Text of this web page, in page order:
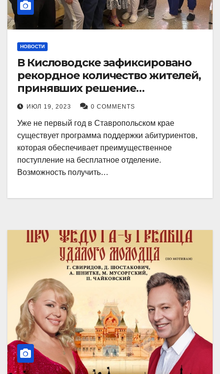
НОВОСТИ
В Кисловодске зафиксировано
рекордное количество жителей,
принявших решение
воспользоваться
установленными мерами, с
целью поступления в
медицинский вуз в районе.
ИЮЛ 19, 2023 0 COMMENTS
Уже не первый год в Ставропольском крае
существует программа поддержки абитуриентов,
которая обеспечивает преимущественное
поступление на бесплатное отделение.
Возможность получить…